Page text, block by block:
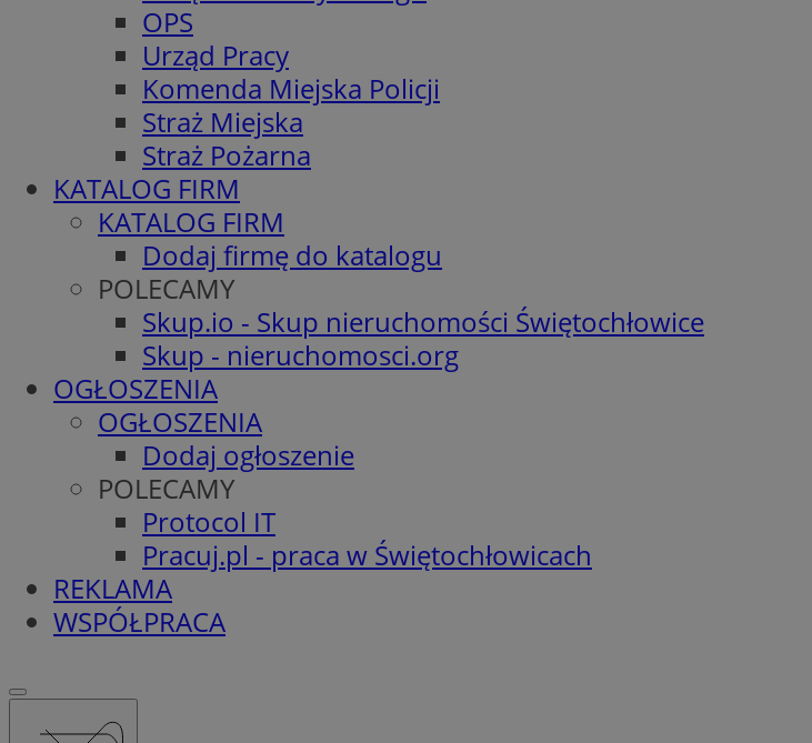
OPS
Urząd Pracy
Komenda Miejska Policji
Straż Miejska
Straż Pożarna
KATALOG FIRM
KATALOG FIRM
Dodaj firmę do katalogu
POLECAMY
Skup.io - Skup nieruchomości Świętochłowice
Skup - nieruchomosci.org
OGŁOSZENIA
OGŁOSZENIA
Dodaj ogłoszenie
POLECAMY
Protocol IT
Pracuj.pl - praca w Świętochłowicach
REKLAMA
WSPÓŁPRACA